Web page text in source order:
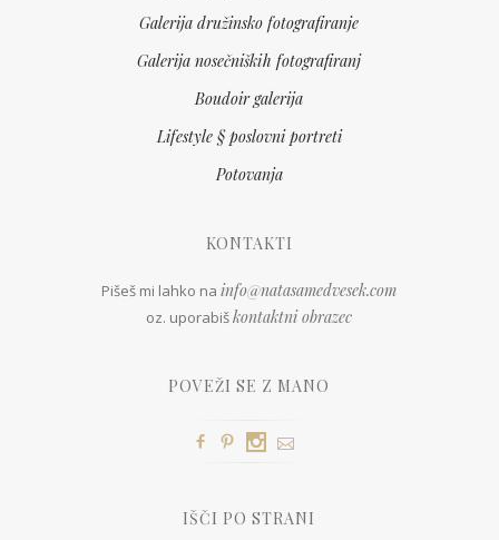
Galerija družinsko fotografiranje
Galerija nosečniških fotografiranj
Boudoir galerija
Lifestyle § poslovni portreti
Potovanja
KONTAKTI
Pišeš mi lahko nainfo@natasamedvesek.com
oz. uporabiškontaktni obrazec
POVEŽI SE Z MANO
IŠČI PO STRANI